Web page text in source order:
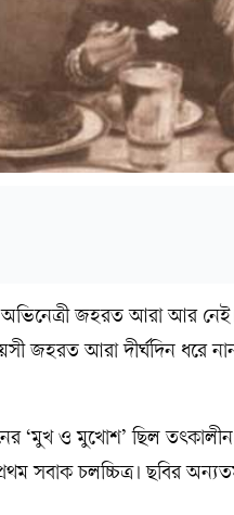
অভিনেত্রী জহরত আরা আর
জহরত আরা দীর্ঘদিন ধরে
‘মুখ ও মুখোশ’ ছিল তৎকালীন
সবাক চলচ্চিত্র। ছবির